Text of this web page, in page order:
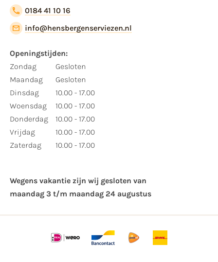
0184 41 10 16
info@hensbergenserviezen.nl
Openingstijden:
Zondag
Maandag
Dinsdag
Woensdag
Donderdag
Vrijdag
Zaterdag
Gesloten
Gesloten
10.00 - 17.00
10.00 - 17.00
10.00 - 17.00
10.00 - 17.00
10.00 - 17.00
Wegens vakantie zijn wij gesloten van ​
maandag 3 t/m maandag 24 augustus